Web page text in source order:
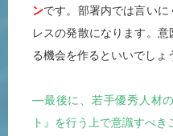
ンです。部署内では言い
レスの発散になります。
る機会を作るといいでしょ
―最後に、若手優秀人材
ト』を行う上で意識すべき